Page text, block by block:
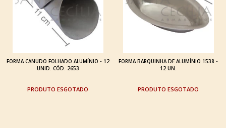
FORMA CANUDO FOLHADO ALUMÍNIO - 12
UNID. CÓD. 2653
ESGOTADO
FORMA BARQUINHA DE ALUMÍNIO 1538 -
12 UN.
ESGOTADO